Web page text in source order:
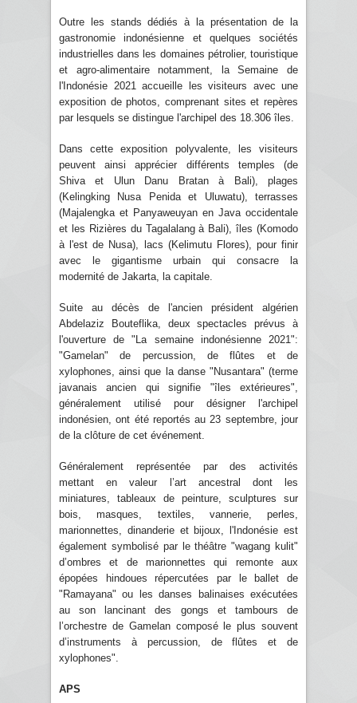
Outre les stands dédiés à la présentation de la
gastronomie indonésienne et quelques sociétés
industrielles dans les domaines pétrolier, touristique
et agro-alimentaire notamment, la Semaine de
l'Indonésie 2021 accueille les visiteurs avec une
exposition de photos, comprenant sites et repères
par lesquels se distingue l'archipel des 18.306 îles.
Dans cette exposition polyvalente, les visiteurs
peuvent ainsi apprécier différents temples (de
Shiva et Ulun Danu Bratan à Bali), plages
(Kelingking Nusa Penida et Uluwatu), terrasses
(Majalengka et Panyaweuyan en Java occidentale
et les Rizières du Tagalalang à Bali), îles (Komodo
à l'est de Nusa), lacs (Kelimutu Flores), pour finir
avec le gigantisme urbain qui consacre la
modernité de Jakarta, la capitale.
Suite au décès de l'ancien président algérien
Abdelaziz Bouteflika, deux spectacles prévus à
l'ouverture de "La semaine indonésienne 2021":
"Gamelan" de percussion, de flûtes et de
xylophones, ainsi que la danse "Nusantara" (terme
javanais ancien qui signifie "îles extérieures",
généralement utilisé pour désigner l'archipel
indonésien, ont été reportés au 23 septembre, jour
de la clôture de cet événement.
Généralement représentée par des activités
mettant en valeur l’art ancestral dont les
miniatures, tableaux de peinture, sculptures sur
bois, masques, textiles, vannerie, perles,
marionnettes, dinanderie et bijoux, l'Indonésie est
également symbolisé par le théâtre "wagang kulit"
d’ombres et de marionnettes qui remonte aux
épopées hindoues répercutées par le ballet de
"Ramayana" ou les danses balinaises exécutées
au son lancinant des gongs et tambours de
l’orchestre de Gamelan composé le plus souvent
d’instruments à percussion, de flûtes et de
xylophones".
APS